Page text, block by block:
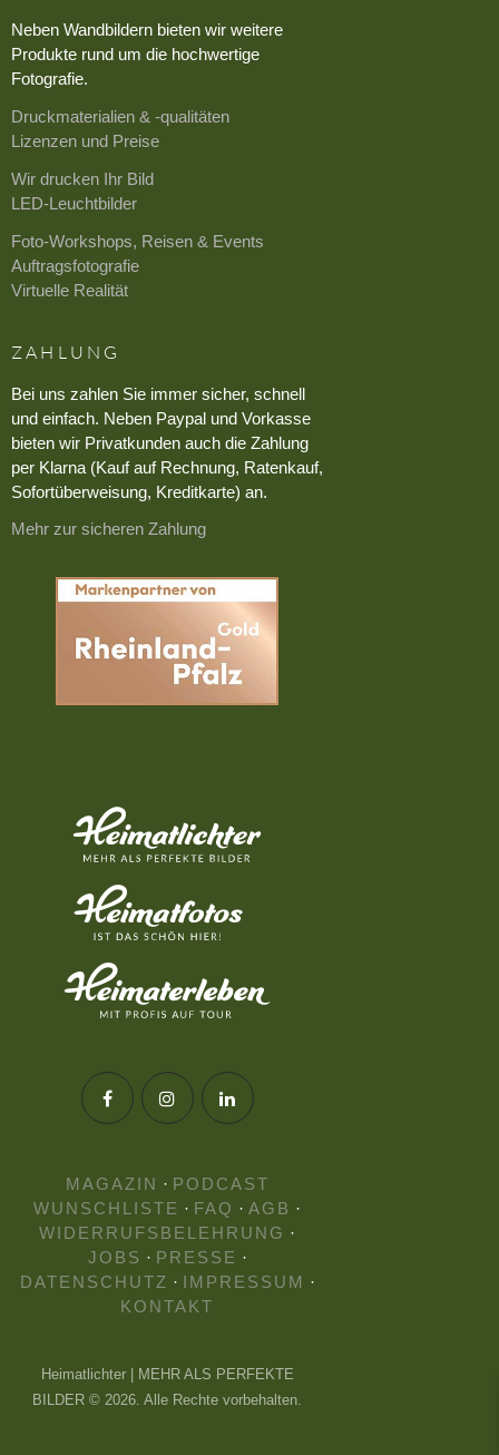
Neben Wandbildern bieten wir weitere
Produkte rund um die hochwertige
Fotografie.
Druckmaterialien & -qualitäten
Lizenzen und Preise
Wir drucken Ihr Bild
LED-Leuchtbilder
Foto-Workshops, Reisen & Events
Auftragsfotografie
Virtuelle Realität
ZAHLUNG
Bei uns zahlen Sie immer sicher, schnell
und einfach. Neben Paypal und Vorkasse
bieten wir Privatkunden auch die Zahlung
per Klarna (Kauf auf Rechnung, Ratenkauf,
Sofortüberweisung, Kreditkarte) an.
Mehr zur sicheren Zahlung
MAGAZIN · PODCAST
WUNSCHLISTE · FAQ · AGB ·
WIDERRUFSBELEHRUNG ·
JOBS · PRESSE ·
DATENSCHUTZ · IMPRESSUM ·
KONTAKT
Heimatlichter | MEHR ALS PERFEKTE
BILDER © 2026. Alle Rechte vorbehalten.